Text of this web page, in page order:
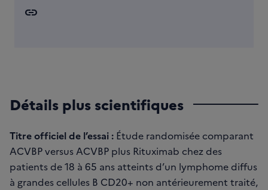
link
Détails plus scientifiques
Titre officiel de l’essai : Étude randomisée comparant
ACVBP versus ACVBP plus Rituximab chez des
patients de 18 à 65 ans atteints d’un lymphome diffus
à grandes cellules B CD20+ non antérieurement traité,